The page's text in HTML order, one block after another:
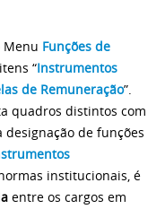
Menu Funções de
“Instrumentos
de Remuneração”.
quadros distintos com
de funções
institucionais, é
entre os cargos em